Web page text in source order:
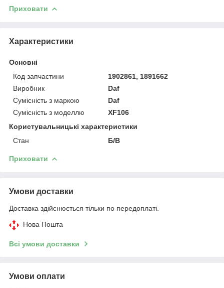
Приховати
Характеристики
Основні
Код запчастини
1902861, 1891662
Виробник
Daf
Сумісність з маркою
Daf
Сумісність з моделлю
XF106
Користувальницькі характеристики
Стан
Б/В
Приховати
Умови доставки
Доставка здійснюється тільки по передоплаті.
Нова Пошта
Всі умови доставки
Умови оплати